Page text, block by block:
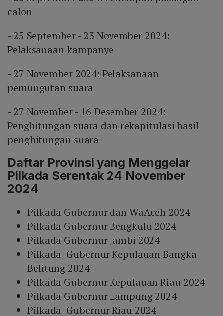
calon
- 25 September - 23 November 2024:
Pelaksanaan kampanye
- 27 November 2024: Pelaksanaan
pemungutan suara
- 27 November - 16 Desember 2024:
Penghitungan suara dan rekapitulasi hasil
penghitungan suara
Daftar Provinsi yang Menggelar
Pilkada Serentak 24 November
2024
Pilkada Gubernur dan WaAceh 2024
Pilkada Gubernur Bengkulu 2024
Pilkada Gubernur Jambi 2024
Pilkada Gubernur Kepulauan Bangka
Belitung 2024
Pilkada Gubernur Kepulauan Riau 2024
Pilkada Gubernur Lampung 2024
Pilkada Gubernur Riau 2024